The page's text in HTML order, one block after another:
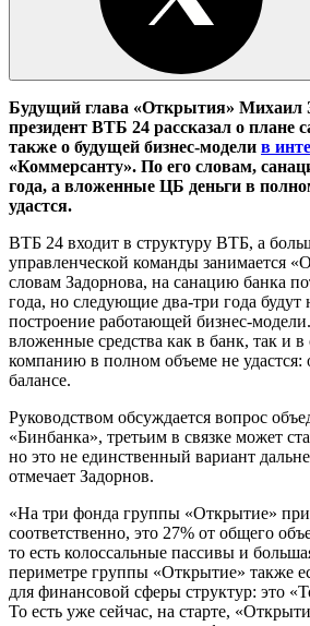
Будущий глава «Открытия» Михаил
президент ВТБ 24 рассказал о плане
также о будущей бизнес-модели в
«Коммерсанту». По его словам,
года, а вложенные ЦБ деньги в
удастся.
ВТБ 24 входит в структуру ВТБ, а
управленческой команды занимается
словам Задорнова, на санацию банка
года, но следующие два-три года будут
построение работающей бизнес-
вложенные средства как в банк, так и в
компанию в полном объеме не
балансе.
Руководством обсуждается вопрос
«Бинбанка», третьим в связке может
но это не единственный вариант
отмечает Задорнов.
«На три фонда группы «Открытие»
соответственно, это 27% от общего
то есть колоссальные пассивы и
периметре группы «Открытие» также
для финансовой сферы структур: это
То есть уже сейчас, на старте,